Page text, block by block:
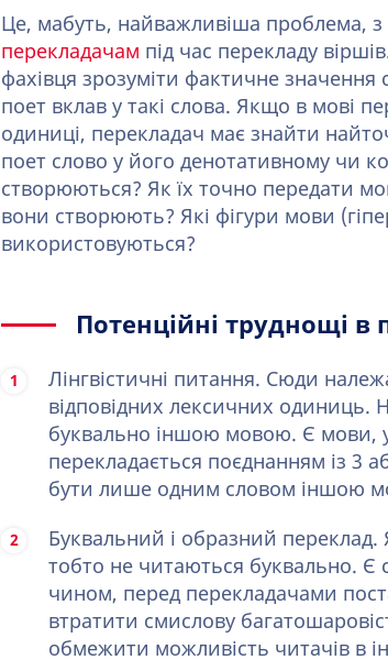
Це, мабуть, найважливіша проблема,
перекладачам під час перекладу
фахівця зрозуміти фактичне значення
поет вклав у такі слова. Якщо в мові
одиниці, перекладач має знайти
поет слово у його денотативному чи
створюються? Як їх точно передати
вони створюють? Які фігури мови
використовуються?
Потенційні труднощі в
Лінгвістичні питання. Сюди
відповідних лексичних одиниць.
буквально іншою мовою. Є мови,
перекладається поєднанням із 3
бути лише одним словом іншою
Буквальний і образний
тобто не читаються буквально.
чином, перед перекладачами
втратити смислову
обмежити можливість читачів в